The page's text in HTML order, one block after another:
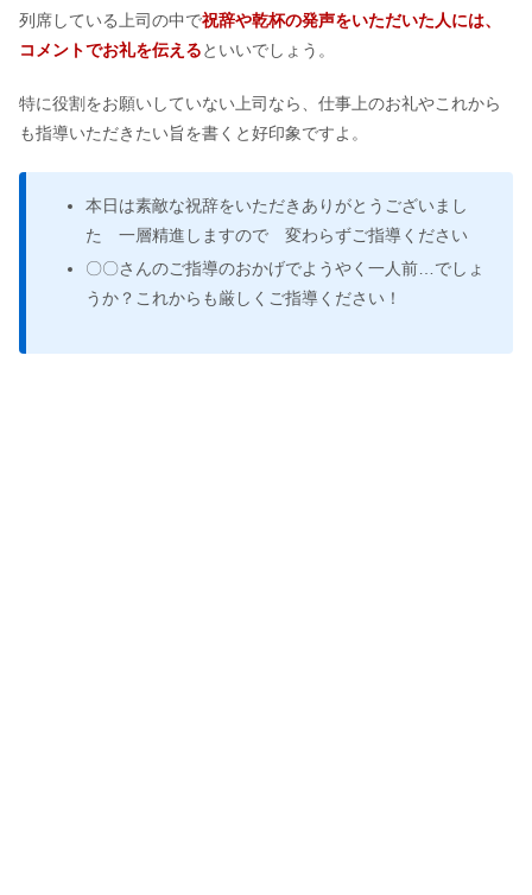
列席している上司の中で祝辞や乾杯の発声をいただいた人には、
コメントでお礼を伝えるといいでしょう。
特に役割をお願いしていない上司なら、仕事上のお礼やこれから
も指導いただきたい旨を書くと好印象ですよ。
本日は素敵な祝辞をいただきありがとうございまし
た 一層精進しますので 変わらずご指導ください
〇〇さんのご指導のおかげでようやく一人前…でしょ
うか？これからも厳しくご指導ください！